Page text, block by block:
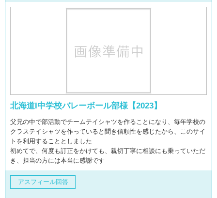
北海道I中学校バレーボール部様【2023】
父兄の中で部活動でチームテイシャツを作ることになり、毎年学校の
クラステイシャツを作っていると聞き信頼性を感じたから、このサイ
トを利用することとしました
初めてで、何度も訂正をかけても、親切丁寧に相談にも乗っていただ
き、担当の方には本当に感謝です
アスフィール回答